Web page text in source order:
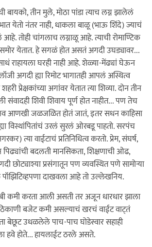
बायको, तीन मुले, मोठा पांडा त्याच लग्न झालेलं
येतो नंतर नाही, धाकला बाळू (भाऊ शिंदे) ज्याचं
तोही चांगलाच लग्नाळू आहे. त्याची रोमाण्टिक
येतात. हे सगळं होत असतं अगदी उघड्यावर...
राहायला घरही नाही आहे. शेळ्या-मेंढ्यां घेऊन
अगदी ह्या रिमोट भागातही आपलं अस्थित्व
प्रेक्षकांच्या अगांवर येतात त्या शिव्या. दोन तीन
संवादही शिवी शिवाय पूर्ण होत नाहीत... पण तेच
आणखी जळजळित होतं जातं, इतर सधन काहिसा
विस्थांपितांचं उरलं सुरलं ओरबडू पाहतो. सरपंच
त्या वाईटाचं प्रतिनिधित्व करतो. प्रेम, संघर्ष,
बदलती मानसिकता, शिक्षणाची ओढ,
छोट्याश्या प्रसंगातून पण व्यवस्थित पणे सामोर्‍या
दाखवला आहे तो उल्लेखनिय.
कमी करता आली असती तर अजून धारधार झाला
बजेट कमी असल्याचं खरचं वाईट वाट्तं
बेछूट उधळलेले पाच-पाच घोडेस्वार सहाही
हवे होते... हायलाईट ठरले असते.